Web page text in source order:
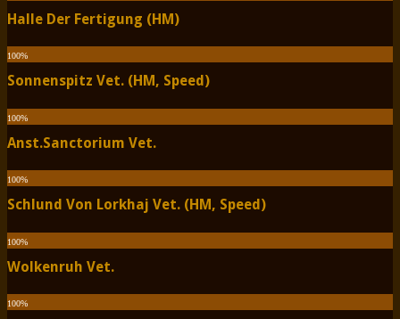
Halle Der Fertigung (HM)
100%
Sonnenspitz Vet. (HM, Speed)
100%
Anst.Sanctorium Vet.
100%
Schlund Von Lorkhaj Vet. (HM, Speed)
100%
Wolkenruh Vet.
100%